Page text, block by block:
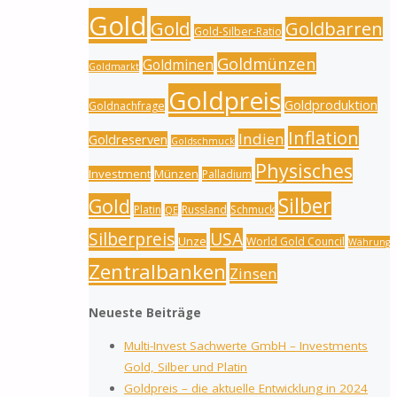
Gold Gold Gold-Silber-Ratio Goldbarren
Goldmarkt Goldminen Goldmünzen
Goldnachfrage Goldpreis Goldproduktion
Goldreserven Goldschmuck Indien Inflation
Investment Münzen Palladium Physisches
Gold Platin QE Russland Schmuck Silber
Silberpreis Unze USA World Gold Council Währung
Zentralbanken Zinsen
Neueste Beiträge
Multi-Invest Sachwerte GmbH – Investments
Gold, Silber und Platin
Goldpreis – die aktuelle Entwicklung in 2024